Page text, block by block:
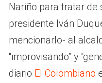
Nariño para tratar de
presidente Iván
mencionarlo- al
“improvisando” y
diario El Colombiano